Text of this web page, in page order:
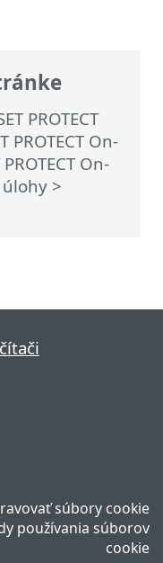
PROTECT
PROTECT On-
On-
úlohy >
súbory cookie
používania súborov
cookie